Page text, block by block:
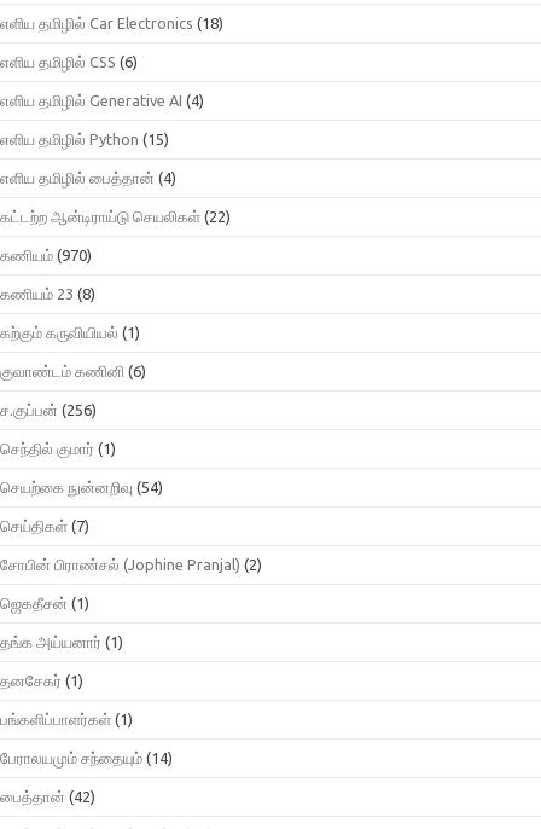
எளிய தமிழில் Car Electronics (18)
எளிய தமிழில் CSS (6)
எளிய தமிழில் Generative AI (4)
எளிய தமிழில் Python (15)
எளிய தமிழில் பைத்தான் (4)
கட்டற்ற ஆன்டிராய்டு செயலிகள் (22)
கணியம் (970)
கணியம் 23 (8)
கற்கும் கருவியியல் (1)
குவாண்டம் கணினி (6)
ச.குப்பன் (256)
செந்தில் குமார் (1)
செயற்கை நுன்னறிவு (54)
செய்திகள் (7)
சோபின் பிராண்சல் (Jophine Pranjal) (2)
ஜெகதீசன் (1)
தங்க அய்யனார் (1)
தனசேகர் (1)
பங்களிப்பாளர்கள் (1)
பேராலயமும் சந்தையும் (14)
பைத்தான் (42)